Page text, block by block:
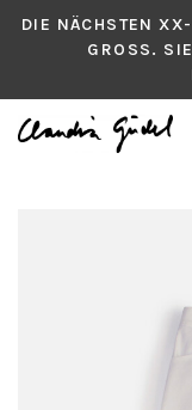
DIE NÄCHSTEN
GROSS.